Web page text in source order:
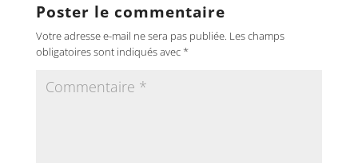
Poster le commentaire
Votre adresse e-mail ne sera pas publiée. Les champs
obligatoires sont indiqués avec *